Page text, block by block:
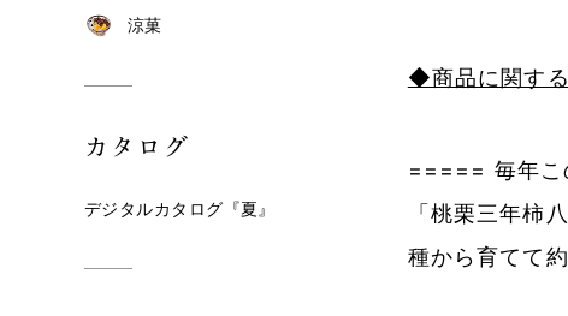
◆商品に関す
===== 毎年こ
「桃栗三年柿
種から育てて
涼菓
カタログ
デジタルカタログ『夏』